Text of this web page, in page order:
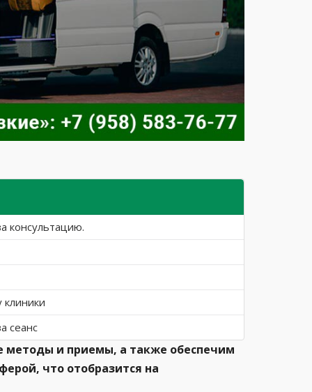
консультацию.
клиники
сеанс
методы и приемы, а также обеспечим
что отобразится на